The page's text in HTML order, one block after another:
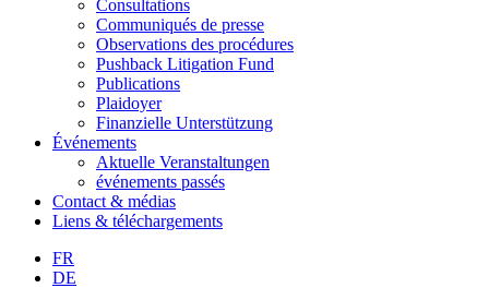
Consultations
Communiqués de presse
Observations des procédures
Pushback Litigation Fund
Publications
Plaidoyer
Finanzielle Unterstützung
Événements
Aktuelle Veranstaltungen
événements passés
Contact & médias
Liens & téléchargements
FR
DE